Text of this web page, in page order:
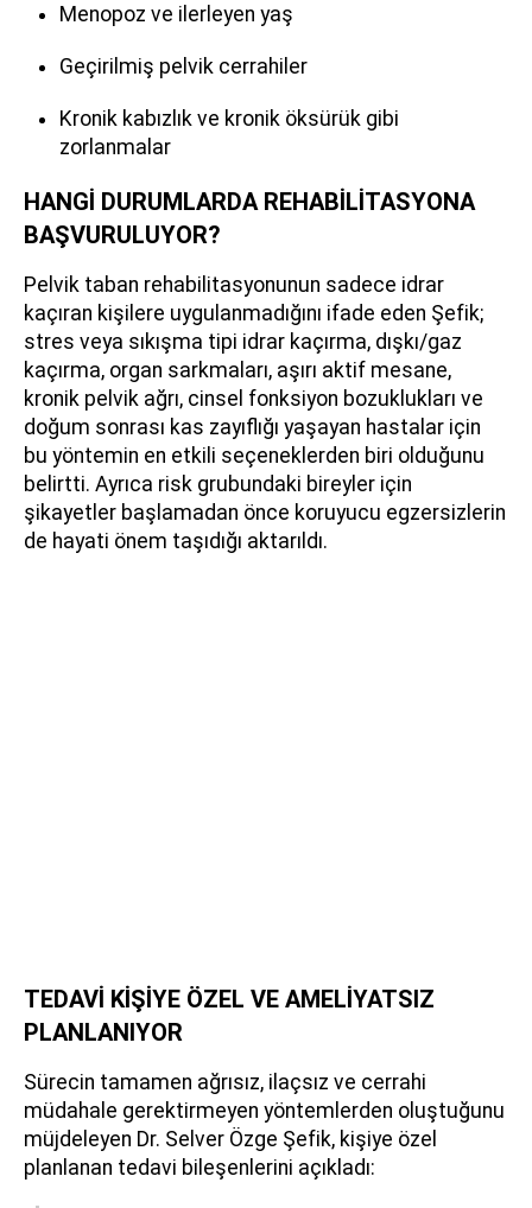
Menopoz ve ilerleyen yaş
Geçirilmiş pelvik cerrahiler
Kronik kabızlık ve kronik öksürük gibi
zorlanmalar
HANGİ DURUMLARDA REHABİLİTASYONA
BAŞVURULUYOR?
Pelvik taban rehabilitasyonunun sadece idrar
kaçıran kişilere uygulanmadığını ifade eden Şefik;
stres veya sıkışma tipi idrar kaçırma, dışkı/gaz
kaçırma, organ sarkmaları, aşırı aktif mesane,
kronik pelvik ağrı, cinsel fonksiyon bozuklukları ve
doğum sonrası kas zayıflığı yaşayan hastalar için
bu yöntemin en etkili seçeneklerden biri olduğunu
belirtti. Ayrıca risk grubundaki bireyler için
şikayetler başlamadan önce koruyucu egzersizlerin
de hayati önem taşıdığı aktarıldı.
TEDAVİ KİŞİYE ÖZEL VE AMELİYATSIZ
PLANLANIYOR
Sürecin tamamen ağrısız, ilaçsız ve cerrahi
müdahale gerektirmeyen yöntemlerden oluştuğunu
müjdeleyen Dr. Selver Özge Şefik, kişiye özel
planlanan tedavi bileşenlerini açıkladı: